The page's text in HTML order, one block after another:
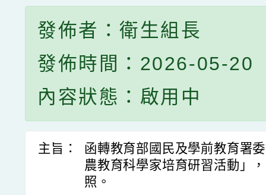
發佈者：衛生組長
發佈時間：2026-05-20
內容狀態：啟用中
主旨：
函轉教育部國民及學前教育署
農教育科學家培育研習活動」
照。